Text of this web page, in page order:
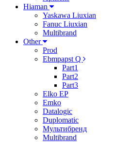
Hiaman
Yaskawa Liuxian
Fanuc Liuxian
Multibrand
Other
Prod
Ebmpapst Q
Part1
Part2
Part3
Elko EP
Emko
Datalogic
Duplomatic
Мультибренд
Multibrand